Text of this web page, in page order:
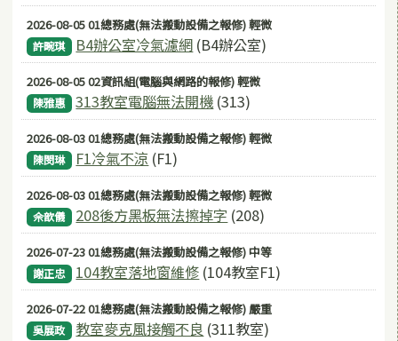
2026-08-05 01總務處(無法搬動設備之報修) 輕微
許畹琪 B4辦公室冷氣濾網 (B4辦公室)
2026-08-05 02資訊組(電腦與網路的報修) 輕微
陳雅惠 313教室電腦無法開機 (313)
2026-08-03 01總務處(無法搬動設備之報修) 輕微
陳閔琳 F1冷氣不涼 (F1)
2026-08-03 01總務處(無法搬動設備之報修) 輕微
佘歆儀 208後方黑板無法擦掉字 (208)
2026-07-23 01總務處(無法搬動設備之報修) 中等
謝正忠 104教室落地窗維修 (104教室F1)
2026-07-22 01總務處(無法搬動設備之報修) 嚴重
吳展政 教室麥克風接觸不良 (311教室)